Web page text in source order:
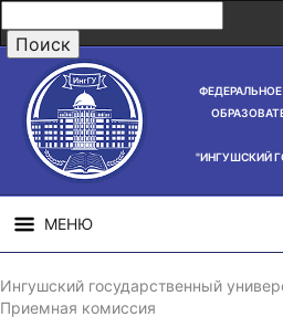
"ИНГУШСКИЙ
МЕНЮ
СВЕДЕНИЯ ОБ
ОБРАЗОВАТЕЛЬНОЙ
Ингушский государственный
Приемная комиссия